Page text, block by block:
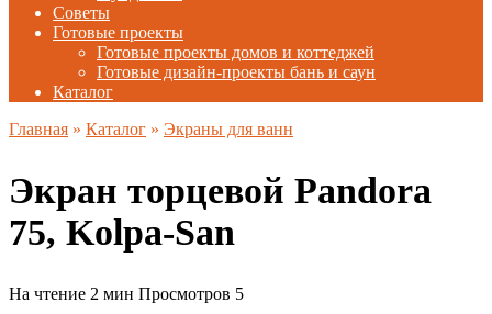
Советы
Готовые проекты
Готовые проекты домов и коттеджей
Готовые дизайн-проекты бань и саун
Каталог
Главная » Каталог » Экраны для ванн
Экран торцевой Pandora
75, Kolpa-San
На чтение 2 мин Просмотров 5